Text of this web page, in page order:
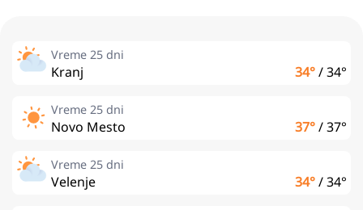
Vreme 25 dni
Kranj 34°/34°
Vreme 25 dni
Novo Mesto 37°/37°
Vreme 25 dni
Velenje 34°/34°